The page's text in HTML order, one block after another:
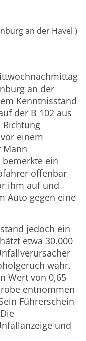
an der Havel
an der
Kenntnisstand
der B 102 aus
Richtung
einem
Mann
ein
offenbar
ihm auf und
Auto gegen eine
jedoch ein
etwa 30.000
wahr.
Wert von 0,65
entnommen
Führerschein
und